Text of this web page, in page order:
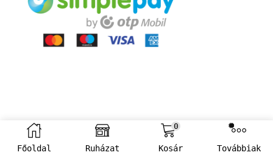
Főoldal Ruházat
0
Kosár Továbbiak